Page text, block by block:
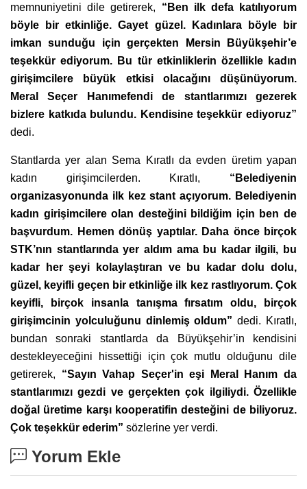
memnuniyetini dile getirerek, “Ben ilk defa katılıyorum
böyle bir etkinliğe. Gayet güzel. Kadınlara böyle bir
imkan sunduğu için gerçekten Mersin Büyükşehir’e
teşekkür ediyorum. Bu tür etkinliklerin özellikle kadın
girişimcilere büyük etkisi olacağını düşünüyorum.
Meral Seçer Hanımefendi de stantlarımızı gezerek
bizlere katkıda bulundu. Kendisine teşekkür ediyoruz”
dedi.
Stantlarda yer alan Sema Kıratlı da evden üretim yapan
kadın girişimcilerden. Kıratlı, “Belediyenin
organizasyonunda ilk kez stant açıyorum. Belediyenin
kadın girişimcilere olan desteğini bildiğim için ben de
başvurdum. Hemen dönüş yaptılar. Daha önce birçok
STK’nın stantlarında yer aldım ama bu kadar ilgili, bu
kadar her şeyi kolaylaştıran ve bu kadar dolu dolu,
güzel, keyifli geçen bir etkinliğe ilk kez rastlıyorum. Çok
keyifli, birçok insanla tanışma fırsatım oldu, birçok
girişimcinin yolculuğunu dinlemiş oldum”dedi. Kıratlı,
bundan sonraki stantlarda da Büyükşehir’in kendisini
destekleyeceğini hissettiği için çok mutlu olduğunu dile
getirerek, “Sayın Vahap Seçer'in eşi Meral Hanım da
stantlarımızı gezdi ve gerçekten çok ilgiliydi. Özellikle
doğal üretime karşı kooperatifin desteğini de biliyoruz.
Çok teşekkür ederim” sözlerine yer verdi.
Yorum Ekle